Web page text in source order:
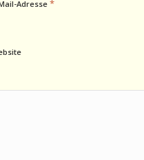
Adresse*